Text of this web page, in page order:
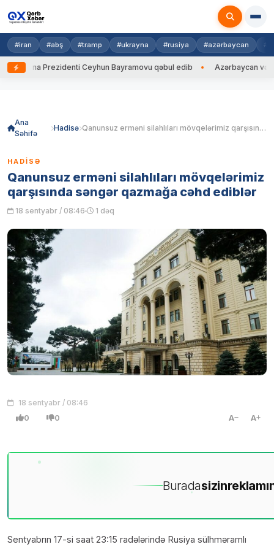
#iran #abş #tramp #ukrayna #rusiya #azərbaycan
Prezidenti Ceyhun Bayramovu qəbul edib Azərbaycan və
Ana
Səhifə
Hadisə Qanunsuz erməni silahlıları mövqelərimiz qarşısında səngər qazmağa cəhd ediblər
HADISƏ
Qanunsuz erməni silahlıları mövqelərimiz
qarşısında səngər qazmağa cəhd ediblər
18 sentyabr / 08:46 1 dəq
18 sentyabr / 08:46
0 0 A A
Buradasizin
Sentyabrın 17-si saat 23:15 radələrində Rusiya sülhməramlı